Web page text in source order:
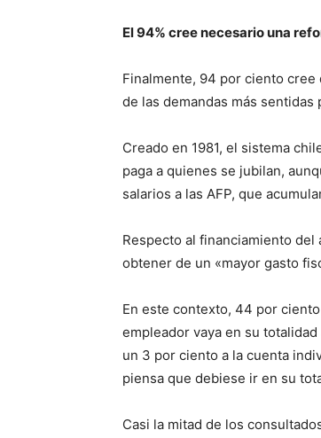
El 94% cree necesario una
Finalmente, 94 por ciento
de las demandas más sentidas
Creado en 1981, el sistema
paga a quienes se jubilan,
salarios a las AFP, que
Respecto al financiamiento
obtener de un «mayor gasto
En este contexto, 44 por
empleador vaya en su
un 3 por ciento a la cuenta
piensa que debiese ir en su
Casi la mitad de los